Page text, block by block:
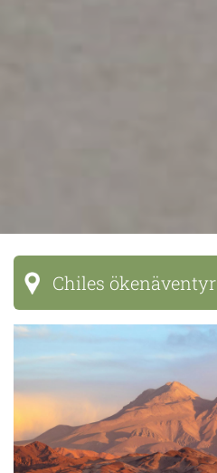
Chiles ökenäventyr